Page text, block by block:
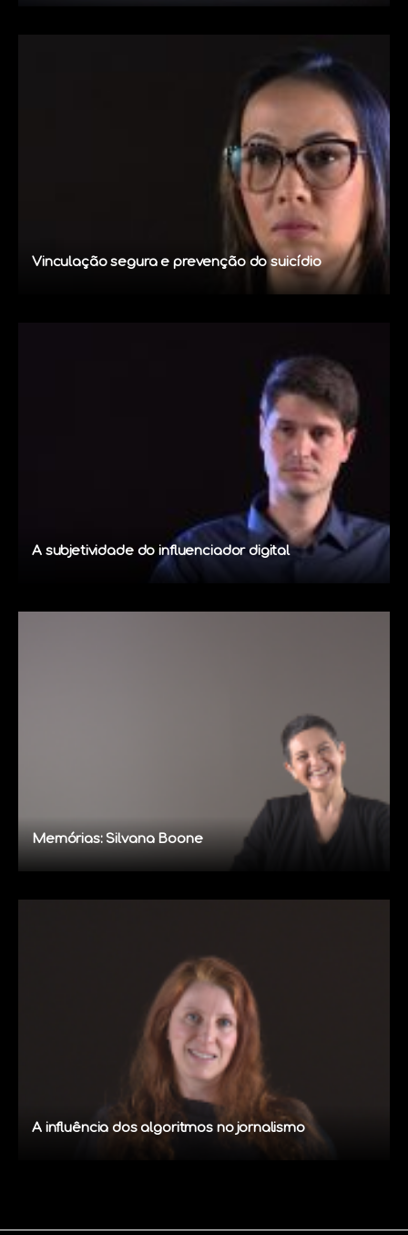
Vinculação segura e prevenção do suicídio
A subjetividade do influenciador digital
Memórias: Silvana Boone
A influência dos algoritmos no jornalismo